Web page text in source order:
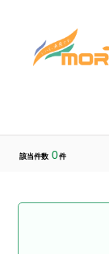
該当件数 0件